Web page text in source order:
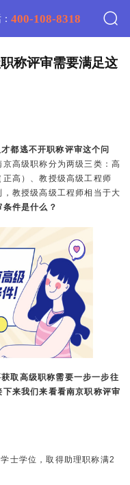
400-108-8318
称评审需要满足这
都逃不开职称评审这个问
京高级职称分为两级三类：高
高）、教授级高级工程师
，教授级高级工程师相当于大
件是什么？
取高级职称需要一步一步往
来我们来看看南京职称评审
士学位，取得助理职称满2